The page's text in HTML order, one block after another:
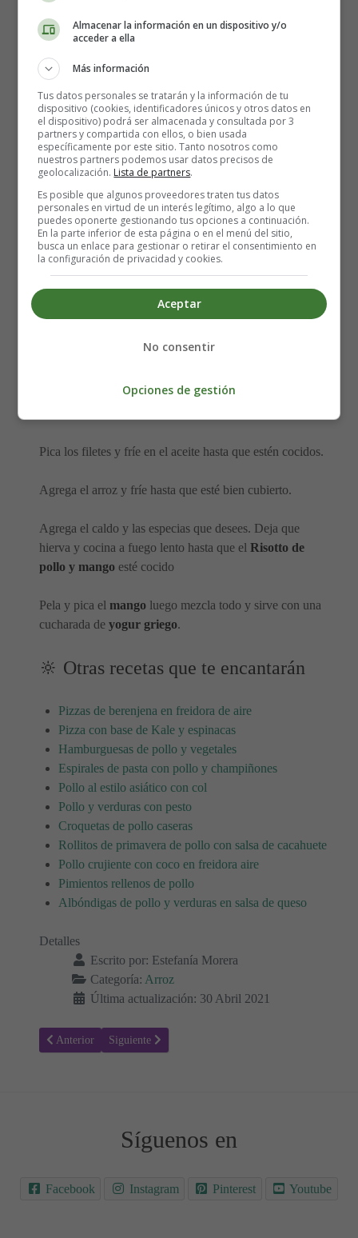
Los ingredientes que necesitas son:
1 cebolla picada
Ajo, 3 dientes aplastados
225 gramos dearroz basmati
1 cucharadita decurryen polvo
570 ml de caldo de pollo
2 filetes depechuga de pollo (o 6 muslos de pollo)
1mangomaduro (o 1 lata, escurrida), picado
30 gramos de mantequilla (o aceite)
Yogur griego (para servir)
Elaboración del Risotto de pollo y
Pica los filetes y fríe en el aceite hasta que estén cocidos.
Agrega el arroz y fríe hasta que esté bien cubierto.
Agrega el caldo y las especias que desees. Deja que
hierva y cocina a fuego lento hasta que el Risotto de
pollo y mango esté cocido
Pela y pica el mango luego mezcla todo y sirve con una
cucharada de yogur griego.
🔆 Otras recetas que te encantarán
Pizzas de berenjena en freidora de aire
Pizza con base de Kale y espinacas
Hamburguesas de pollo y vegetales
Espirales de pasta con pollo y champiñones
Pollo al estilo asiático con col
Pollo y verduras con pesto
Croquetas de pollo caseras
Rollitos de primavera de pollo con salsa de cacahuete
Pollo crujiente con coco en freidora aire
Pimientos rellenos de pollo
Albóndigas de pollo y verduras en salsa de queso
Detalles
Escrito por: Estefanía Morera
Categoría: Arroz
Última actualización: 30 Abril 2021
Artículo anterior: Receta para hacer Risotto de champiñones con
Anterior Artículo siguiente: Receta para hacer Paella marinera
Siguiente
Síguenos en
Facebook Instagram Pinterest Youtube
Almacenar la información en un dispositivo y/o
acceder a ella
Más información
Tus datos personales se tratarán y la información de tu
dispositivo (cookies, identificadores únicos y otros datos en
el dispositivo) podrá ser almacenada y consultada por 3
partners y compartida con ellos, o bien usada
específicamente por este sitio. Tanto nosotros como
nuestros partners podemos usar datos precisos de
geolocalización. Lista de partners.
Es posible que algunos proveedores traten tus datos
personales en virtud de un interés legítimo, algo a lo que
puedes oponerte gestionando tus opciones a continuación.
En la parte inferior de esta página o en el menú del sitio,
busca un enlace para gestionar o retirar el consentimiento en
la configuración de privacidad y cookies.
Aceptar
No consentir
Opciones de gestión